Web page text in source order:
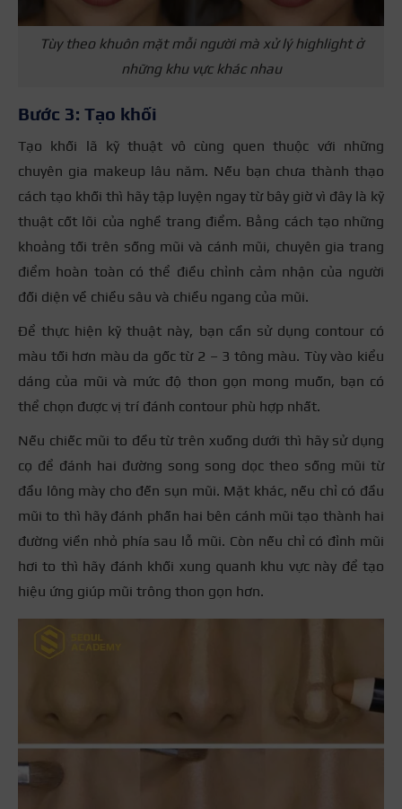
Tùy theo khuôn mặt mỗi người mà xử lý highlight ở
những khu vực khác nhau
Bước 3: Tạo khối
Tạo khối lã kỹ thuật vô cùng quen thuộc với những
chuyên gia makeup lâu năm. Nếu bạn chưa thành thạo
cách tạo khối thì hãy tập luyện ngay từ bây giờ vì đây là kỹ
thuật cốt lõi của nghề trang điểm. Bằng cách tạo những
khoảng tối trên sống mũi và cánh mũi, chuyên gia trang
điểm hoàn toàn có thể điều chỉnh cảm nhận của người
đối diện về chiều sâu và chiều ngang của mũi.
Để thực hiện kỹ thuật này, bạn cần sử dụng contour có
màu tối hơn màu da gốc từ 2 – 3 tông màu. Tùy vào kiểu
dáng của mũi và mức độ thon gọn mong muốn, bạn có
thể chọn được vị trí đánh contour phù hợp nhất.
Nếu chiếc mũi to đều từ trên xuống dưới thì hãy sử dụng
cọ để đánh hai đường song song dọc theo sống mũi từ
đầu lông mày cho đến sụn mũi. Mặt khác, nếu chỉ có đầu
mũi to thì hãy đánh phấn hai bên cánh mũi tạo thành hai
đường viền nhỏ phía sau lỗ mũi. Còn nếu chỉ có đỉnh mũi
hơi to thì hãy đánh khối xung quanh khu vực này để tạo
hiệu ứng giúp mũi trông thon gọn hơn.